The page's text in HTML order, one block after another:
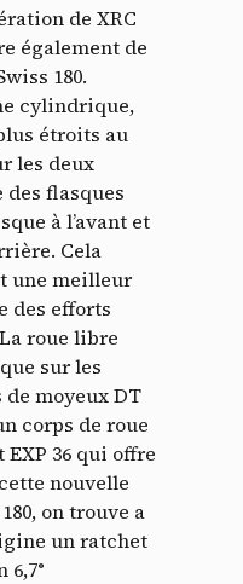
de XRC
également de
180.
cylindrique,
étroits au
les deux
flasques
à l’avant et
Cela
une meilleur
des efforts
roue libre
sur les
moyeux DT
corps de roue
36 qui offre
nouvelle
on trouve a
un ratchet
6,7°